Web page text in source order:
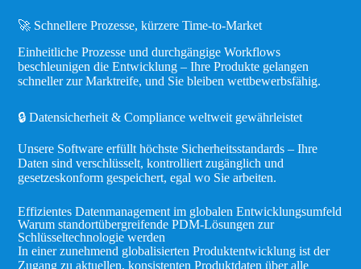
🚀 Schnellere Prozesse, kürzere Time-to-Market
Einheitliche Prozesse und durchgängige Workflows
beschleunigen die Entwicklung – Ihre Produkte gelangen
schneller zur Marktreife, und Sie bleiben wettbewerbsfähig.
🔒 Datensicherheit & Compliance weltweit gewährleistet
Unsere Software erfüllt höchste Sicherheitsstandards – Ihre
Daten sind verschlüsselt, kontrolliert zugänglich und
gesetzeskonform gespeichert, egal wo Sie arbeiten.
Effizientes Datenmanagement im globalen Entwicklungsumfeld
Warum standortübergreifende PDM-Lösungen zur
Schlüsseltechnologie werden
In einer zunehmend globalisierten Produktentwicklung ist der
Zugang zu aktuellen, konsistenten Produktdaten über alle